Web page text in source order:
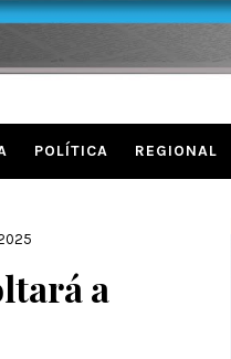
POLÍTICA REGIONAL
a